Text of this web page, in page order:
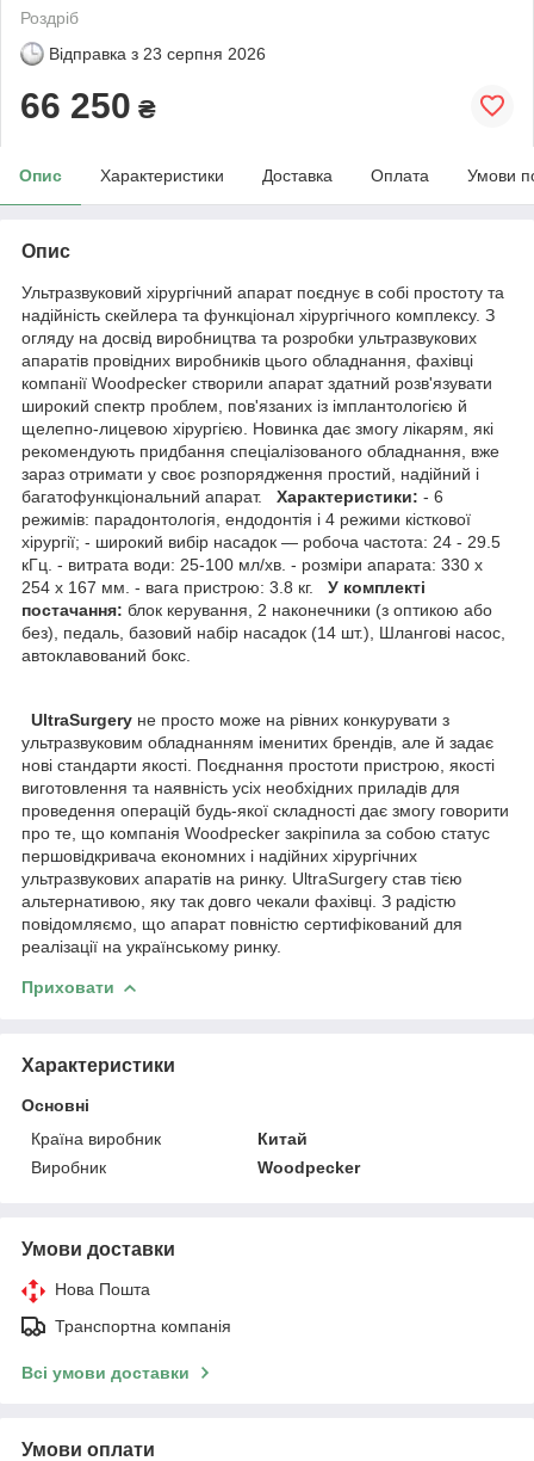
Роздріб
Відправка з 23 серпня 2026
66 250 ₴
Опис Характеристики Доставка Оплата Умови
Опис
Ультразвуковий хірургічний апарат поєднує в собі простоту та
надійність скейлера та функціонал хірургічного комплексу. З
огляду на досвід виробництва та розробки ультразвукових
апаратів провідних виробників цього обладнання, фахівці
компанії Woodpecker створили апарат здатний розв'язувати
широкий спектр проблем, пов'язаних із імплантологією й
щелепно-лицевою хірургією. Новинка дає змогу лікарям, які
рекомендують придбання спеціалізованого обладнання, вже
зараз отримати у своє розпорядження простий, надійний і
багатофункціональний апарат. Характеристики: - 6
режимів: парадонтологія, ендодонтія і 4 режими кісткової
хірургії; - широкий вибір насадок — робоча частота: 24 - 29.5
кГц. - витрата води: 25-100 мл/хв. - розміри апарата: 330 x
254 x 167 мм. - вага пристрою: 3.8 кг. У комплекті
постачання: блок керування, 2 наконечники (з оптикою або
без), педаль, базовий набір насадок (14 шт.), Шлангові насос,
автоклавований бокс.
UltraSurgery не просто може на рівних конкурувати з
ультразвуковим обладнанням іменитих брендів, але й задає
нові стандарти якості. Поєднання простоти пристрою, якості
виготовлення та наявність усіх необхідних приладів для
проведення операцій будь-якої складності дає змогу говорити
про те, що компанія Woodpecker закріпила за собою статус
першовідкривача економних і надійних хірургічних
ультразвукових апаратів на ринку. UltraSurgery став тією
альтернативою, яку так довго чекали фахівці. З радістю
повідомляємо, що апарат повністю сертифікований для
реалізації на українському ринку.
Приховати
Характеристики
Основні
Країна виробник
Китай
Виробник
Woodpecker
Умови доставки
Нова Пошта
Транспортна компанія
Всі умови доставки
Умови оплати